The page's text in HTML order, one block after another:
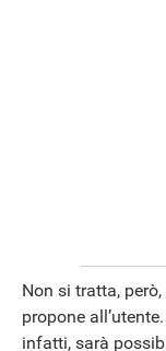
Non si tratta,
propone
infatti, sarà